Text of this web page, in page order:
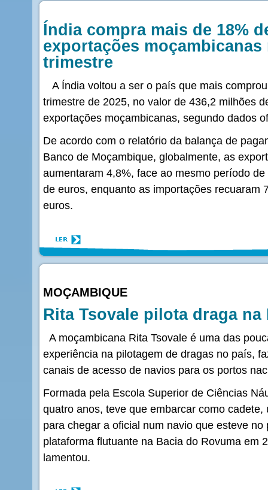
Índia compra mais de 18%
exportações
trimestre
A Índia voltou a ser o país que mais
trimestre de 2025, no valor de 436,2 milhões
exportações moçambicanas, segundo dados
De acordo com o relatório da balança de
Banco de Moçambique, globalmente, as
aumentaram 4,8%, face ao mesmo período
de euros, enquanto as importações recuaram
euros.
MOÇAMBIQUE
Rita Tsovale pilota draga na
A moçambicana Rita Tsovale é uma das
experiência na pilotagem de dragas no país,
canais de acesso de navios para os portos
Formada pela Escola Superior de Ciências
quatro anos, teve que embarcar como
para chegar a oficial num navio que esteve
plataforma flutuante na Bacia do Rovuma em
lamentou.